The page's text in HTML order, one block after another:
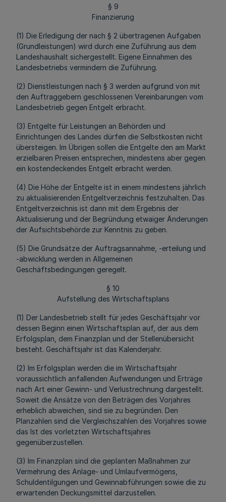
§ 9
Finanzierung
(1) Die Erledigung der nach § 2 übertragenen Aufgaben
(Grundleistungen) wird durch eine Zuführung aus dem
Landeshaushalt sichergestellt. Eigene Einnahmen des
Landesbetriebs vermindern die Zuführung.
(2) Dienstleistungen nach § 3 werden aufgrund von mit
den Auftraggebern geschlossenen Vereinbarungen vom
Landesbetrieb gegen Entgelt erbracht.
(3) Entgelte für Leistungen an Behörden und
Einrichtungen des Landes dürfen die Selbstkosten nicht
übersteigen. Im Übrigen sollen die Entgelte den am Markt
erzielbaren Preisen entsprechen, mindestens aber gegen
ein kostendeckendes Entgelt erbracht werden.
(4) Die Höhe der Entgelte ist in einem mindestens jährlich
zu aktualisierenden Entgeltverzeichnis festzuhalten. Das
Entgeltverzeichnis ist dann mit dem Ergebnis der
Aktualisierung und der Begründung etwaiger Änderungen
der Aufsichtsbehörde zur Kenntnis zu geben.
(5) Die Grundsätze der Auftragsannahme, -erteilung und
-abwicklung werden in Allgemeinen
Geschäftsbedingungen geregelt.
§ 10
Aufstellung des Wirtschaftsplans
(1) Der Landesbetrieb stellt für jedes Geschäftsjahr vor
dessen Beginn einen Wirtschaftsplan auf, der aus dem
Erfolgsplan, dem Finanzplan und der Stellenübersicht
besteht. Geschäftsjahr ist das Kalenderjahr.
(2) Im Erfolgsplan werden die im Wirtschaftsjahr
voraussichtlich anfallenden Aufwendungen und Erträge
nach Art einer Gewinn- und Verlustrechnung dargestellt.
Soweit die Ansätze von den Beträgen des Vorjahres
erheblich abweichen, sind sie zu begründen. Den
Planzahlen sind die Vergleichszahlen des Vorjahres sowie
das Ist des vorletzten Wirtschaftsjahres
gegenüberzustellen.
(3) Im Finanzplan sind die geplanten Maßnahmen zur
Vermehrung des Anlage- und Umlaufvermögens,
Schuldentilgungen und Gewinnabführungen sowie die zu
erwartenden Deckungsmittel darzustellen.